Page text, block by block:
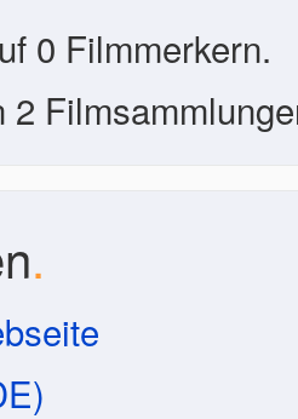
0 Filmmerkern.
2
.